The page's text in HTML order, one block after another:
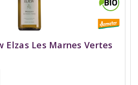
Elzas Les Marnes Vertes